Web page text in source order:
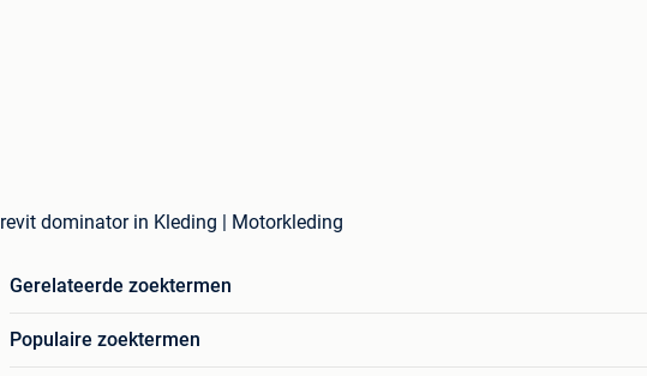
revit dominator in Kleding | Motorkleding
Gerelateerde zoektermen
Populaire zoektermen